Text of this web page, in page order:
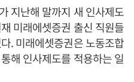
지난해 말까지 새 인사제도
미래에셋증권 출신 직원들
. 미래에셋증권은 노동조합
해 인사제도를 적용하는 일